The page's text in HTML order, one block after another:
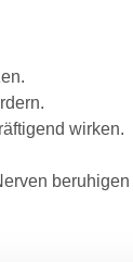
wirken.